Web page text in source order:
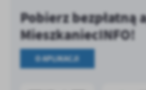
Pobierz bezpłatną
MieszkaniecINFO!
O APLIKACJI